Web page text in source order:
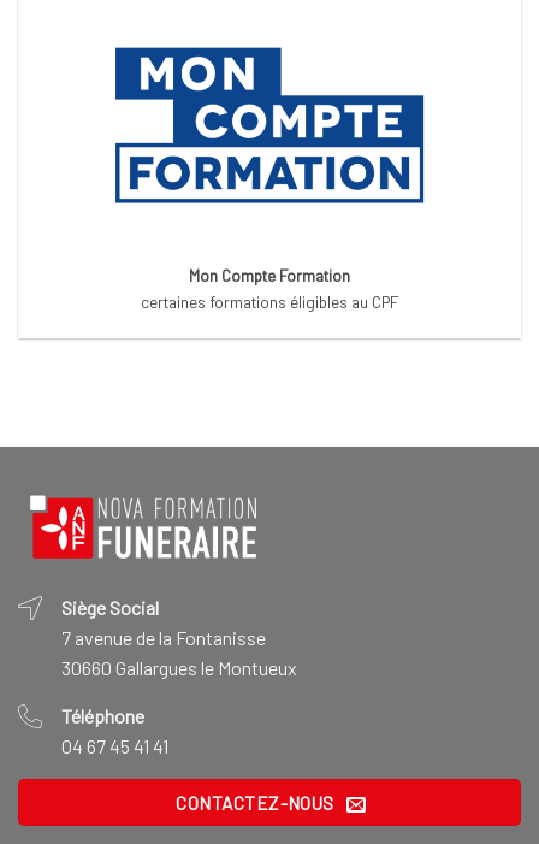
Mon Compte Formation
certaines formations éligibles au CPF
Siège Social
7 avenue de la Fontanisse
30660 Gallargues le Montueux
Téléphone
04 67 45 41 41
CONTACTEZ-NOUS